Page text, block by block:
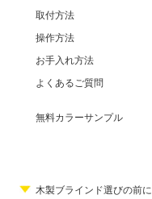
取付方法
操作方法
お手入れ方法
よくあるご質問
無料カラーサンプル
木製ブラインド選びの前に